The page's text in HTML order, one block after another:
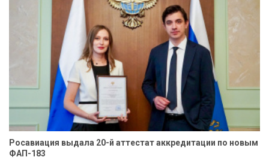
Росавиация выдала 20-й аттестат аккредитации по новым
ФАП-183